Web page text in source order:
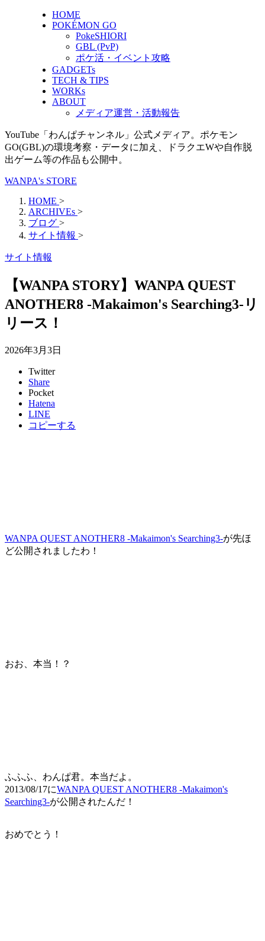
HOME
POKÉMON GO
PokeSHIORI
GBL (PvP)
ポケ活・イベント攻略
GADGETs
TECH & TIPS
WORKs
ABOUT
メディア運営・活動報告
YouTube「わんぱチャンネル」公式メディア。ポケモン
GO(GBL)の環境考察・データに加え、ドラクエWや自作脱
出ゲーム等の作品も公開中。
WANPA's STORE
HOME >
ARCHIVEs >
ブログ >
サイト情報 >
サイト情報
【WANPA STORY】WANPA QUEST
ANOTHER8 -Makaimon's Searching3-リ
リース！
2026年3月3日
Twitter
Share
Pocket
Hatena
LINE
コピーする
WANPA QUEST ANOTHER8 -Makaimon's Searching3-が先ほ
ど公開されましたわ！
おお、本当！？
ふふふ、わんぱ君。本当だよ。
2013/08/17にWANPA QUEST ANOTHER8 -Makaimon's
Searching3-が公開されたんだ！
おめでとう！